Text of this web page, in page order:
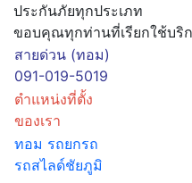
ประกันภัยทุกประเภท
ขอบคุณทุกท่านที่เรียกใช้บริ
สายด่วน (ทอม)
091-019-5019
ตำแหน่งที่ตั้ง
ของเรา
ทอม รถยกรถ
รถสไลด์ชัยภูมิ